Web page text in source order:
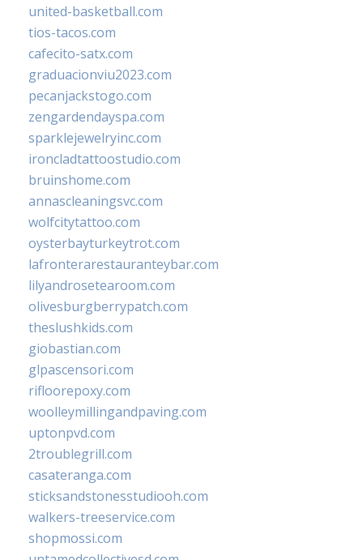
united-basketball.com
tios-tacos.com
cafecito-satx.com
graduacionviu2023.com
pecanjackstogo.com
zengardendayspa.com
sparklejewelryinc.com
ironcladtattoostudio.com
bruinshome.com
annascleaningsvc.com
wolfcitytattoo.com
oysterbayturkeytrot.com
lafronterarestauranteybar.com
lilyandrosetearoom.com
olivesburgberrypatch.com
theslushkids.com
giobastian.com
glpascensori.com
rifloorepoxy.com
woolleymillingandpaving.com
uptonpvd.com
2troublegrill.com
casateranga.com
sticksandstonesstudiooh.com
walkers-treeservice.com
shopmossi.com